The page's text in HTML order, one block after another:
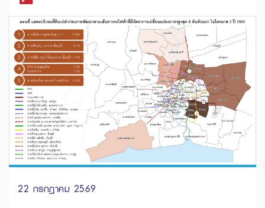
22 กรกฎาคม 2569